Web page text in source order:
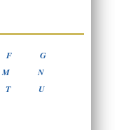
F
G
M
N
T
U